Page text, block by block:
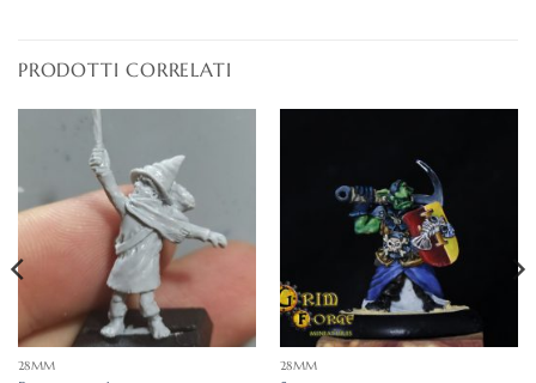
PRODOTTI CORRELATI
28MM 28MM